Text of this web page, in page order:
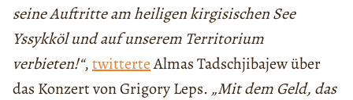
seine Auftritte am heiligen kirgisischen See
Yssykköl und auf unserem Territorium
verbieten!“,twitterteAlmas Tadschjibajew über
das Konzert von Grigory Leps. „Mit dem Geld, das